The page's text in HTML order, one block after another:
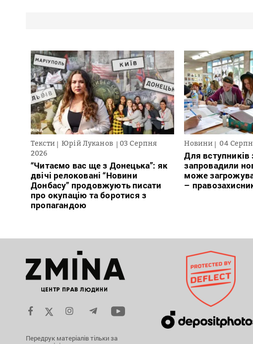
Тексти Юрій Луканов
03 Серпня
2026
“Читаємо вас ще з Донецька”: як
двічі релоковані “Новини
Донбасу” продовжують писати
про окупацію та боротися з
пропагандою
Новини 04
Для вступників
запровадили
може
–
Передрук матеріалів тільки за